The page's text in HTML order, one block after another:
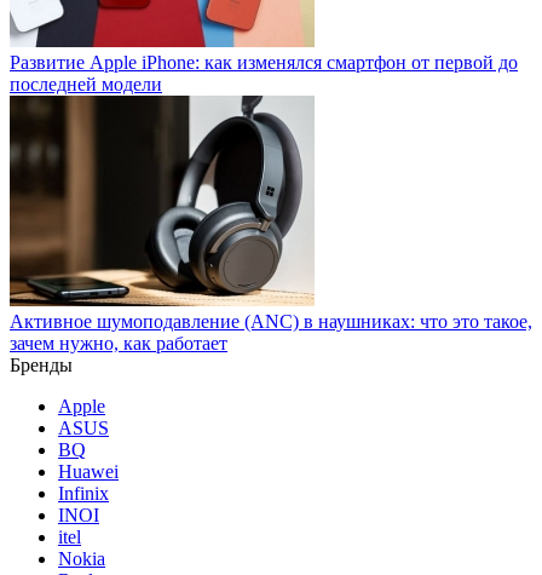
Развитие Apple iPhone: как изменялся смартфон от первой до
последней модели
Активное шумоподавление (ANC) в наушниках: что это такое,
зачем нужно, как работает
Бренды
Apple
ASUS
BQ
Huawei
Infinix
INOI
itel
Nokia